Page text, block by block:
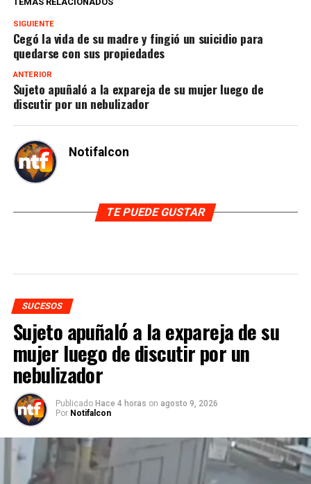
SIGUIENTE
Cegó la vida de su madre y fingió un suicidio para
quedarse con sus propiedades
ANTERIOR
Sujeto apuñaló a la expareja de su mujer luego de
discutir por un nebulizador
Notifalcon
TE PUEDE GUSTAR
SUCESOS
Sujeto apuñaló a la expareja de su
mujer luego de discutir por un
nebulizador
Publicado Hace 4 horas on agosto 9, 2026
Por Notifalcon